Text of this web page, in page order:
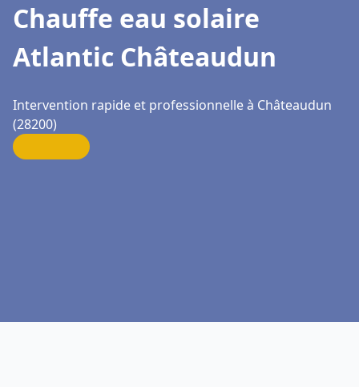
Chauffe eau solaire
Atlantic Châteaudun
Intervention rapide et professionnelle à Châteaudun
(28200)